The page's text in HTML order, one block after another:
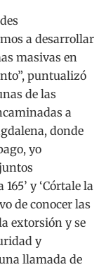
a desarrollar
masivas en
puntualizó
de las
a
donde
yo
y ‘Córtale la
de conocer las
extorsión y se
y
llamada de